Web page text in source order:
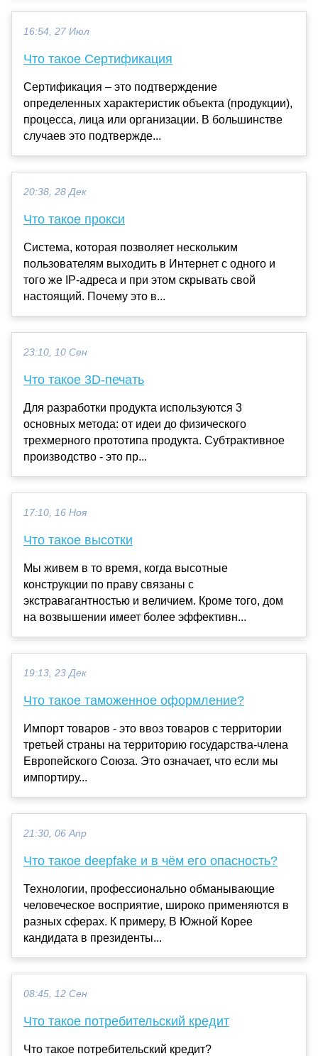
16:54, 27 Июл
Что такое Сертификация
Сертификация – это подтверждение
определенных характеристик объекта (продукции),
процесса, лица или организации. В большинстве
случаев это подтвержде...
20:38, 28 Дек
Что такое прокси
Система, которая позволяет нескольким
пользователям выходить в Интернет с одного и
того же IP-адреса и при этом скрывать свой
настоящий. Почему это в...
23:10, 10 Сен
Что такое 3D-печать
Для разработки продукта используются 3
основных метода: от идеи до физического
трехмерного прототипа продукта. Субтрактивное
производство - это пр...
17:10, 16 Ноя
Что такое высотки
Мы живем в то время, когда высотные
конструкции по праву связаны с
экстравагантностью и величием. Кроме того, дом
на возвышении имеет более эффективн...
19:13, 23 Дек
Что такое таможенное оформление?
Импорт товаров - это ввоз товаров с территории
третьей страны на территорию государства-члена
Европейского Союза. Это означает, что если мы
импортиру...
21:30, 06 Апр
Что такое deepfake и в чём его опасность?
Технологии, профессионально обманывающие
человеческое восприятие, широко применяются в
разных сферах. К примеру, В Южной Корее
кандидата в президенты...
08:45, 12 Сен
Что такое потребительский кредит
Что такое потребительский кредит?